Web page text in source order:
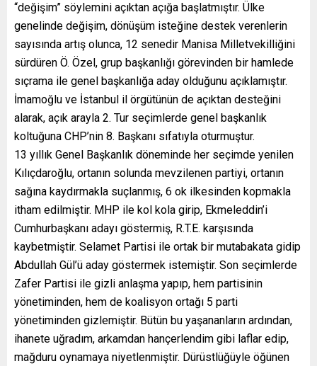
“değişim” söylemini açıktan açığa başlatmıştır. Ülke
genelinde değişim, dönüşüm isteğine destek verenlerin
sayısında artış olunca, 12 senedir Manisa Milletvekilliğini
sürdüren Ö. Özel, grup başkanlığı görevinden bir hamlede
sıçrama ile genel başkanlığa aday olduğunu açıklamıştır.
İmamoğlu ve İstanbul il örgütünün de açıktan desteğini
alarak, açık arayla 2. Tur seçimlerde genel başkanlık
koltuğuna CHP’nin 8. Başkanı sıfatıyla oturmuştur.
13 yıllık Genel Başkanlık döneminde her seçimde yenilen
Kılıçdaroğlu, ortanın solunda mevzilenen partiyi, ortanın
sağına kaydırmakla suçlanmış, 6 ok ilkesinden kopmakla
itham edilmiştir. MHP ile kol kola girip, Ekmeleddin’i
Cumhurbaşkanı adayı göstermiş, R.T.E. karşısında
kaybetmiştir. Selamet Partisi ile ortak bir mutabakata gidip
Abdullah Gül’ü aday göstermek istemiştir. Son seçimlerde
Zafer Partisi ile gizli anlaşma yapıp, hem partisinin
yönetiminden, hem de koalisyon ortağı 5 parti
yönetiminden gizlemiştir. Bütün bu yaşananların ardından,
ihanete uğradım, arkamdan hançerlendim gibi laflar edip,
mağduru oynamaya niyetlenmiştir. Dürüstlüğüyle öğünen